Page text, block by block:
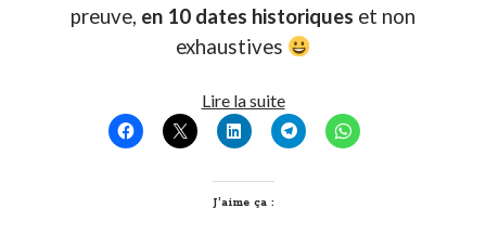
preuve, en 10 dates historiques et non
exhaustives
Lire la suite10
dates
qui
J’aime ça :